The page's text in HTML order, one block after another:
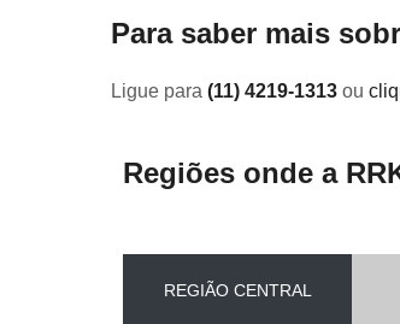
Para saber mais
Ligue para (11) 4219-1313 ou
Regiões onde a
REGIÃO CENTRAL